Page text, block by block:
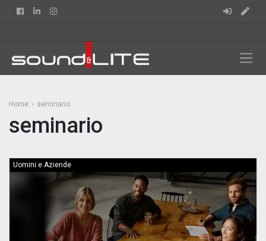
FacebookLinkedin
Home seminario
seminario
Uomini e Aziende